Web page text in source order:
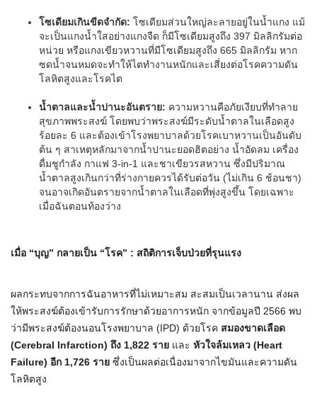
โซเดียมเกินขีดจำกัด: โซเดียมส่วนใหญ่ละลายอยู่ในน้ำแกง แม้
จะเป็นแกงน้ำใสอย่างแกงจืด ก็มีโซเดียมสูงถึง 397 มิลลิกรัมต่อ
หน่วย หรือแกงเขียวหวานที่มีโซเดียมสูงถึง 665 มิลลิกรัม หาก
ซดน้ำจนหมดจะทำให้ไตทำงานหนักและเสี่ยงต่อโรคความดัน
โลหิตสูงและโรคไต
น้ำตาลและน้ำปานะอันตราย: ความหวานคือภัยเงียบที่ทำลาย
สุขภาพพระสงฆ์ โดยพบว่าพระสงฆ์มีระดับน้ำตาลในเลือดสูง
ร้อยละ 6 และต้องเข้าโรงพยาบาลด้วยโรคเบาหวานเป็นอันดับ
ต้น ๆ สาเหตุหลักมาจากน้ำปานะยอดฮิตอย่าง น้ำอัดลม เครื่อง
ดื่มชูกำลัง กาแฟ 3-in-1 และชาเขียวรสหวาน ซึ่งมีปริมาณ
น้ำตาลสูงเกินกว่าที่ร่างกายควรได้รับต่อวัน (ไม่เกิน 6 ช้อนชา)
จนอาจเกิดอันตรายจากน้ำตาลในเลือดที่พุ่งสูงขึ้น โดยเฉพาะ
เมื่อฉันตอนท้องว่าง
เมื่อ “บุญ” กลายเป็น “โรค” : สถิติการเจ็บป่วยที่รุนแรง
ผลกระทบจากการฉันอาหารที่ไม่เหมาะสม สะสมเป็นเวลานาน ส่งผล
ให้พระสงฆ์ต้องเข้ารับการรักษาด้วยอาการหนัก จากข้อมูลปี 2566 พบ
ว่ามีพระสงฆ์ต้องนอนโรงพยาบาล (IPD) ด้วยโรค สมองขาดเลือด
(Cerebral Infarction) ถึง 1,822 ราย และ หัวใจล้มเหลว (Heart
Failure) อีก 1,726 ราย ซึ่งเป็นผลต่อเนื่องมาจากไขมันและความดัน
โลหิตสูง